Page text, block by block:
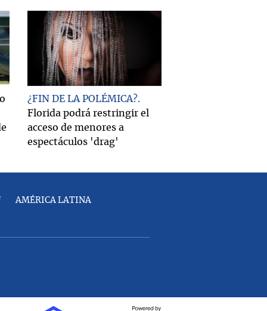
¿FIN DE LA POLÉMICA?
Florida podrá restringir el
acceso de menores a
espectáculos 'drag'
AMÉRICA LATINA